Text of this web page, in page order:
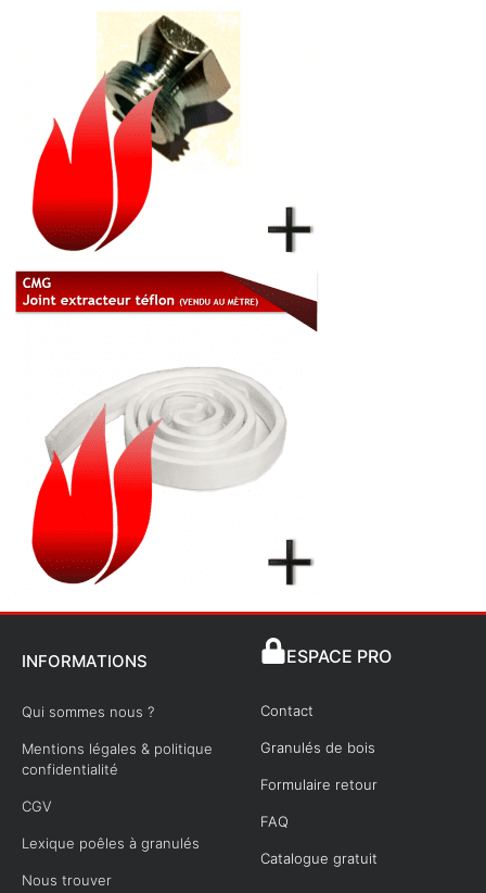
INFORMATIONS
Qui sommes nous ?
Mentions légales & politique
confidentialité
CGV
Lexique poêles à granulés
Nous trouver
ESPACE PRO
Contact
Granulés de bois
Formulaire retour
FAQ
Catalogue gratuit